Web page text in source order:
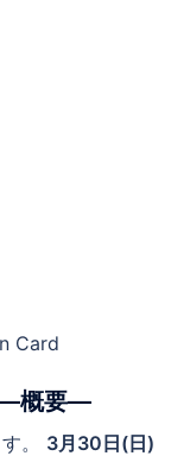
Card
―概要―
。 3月30日(日)